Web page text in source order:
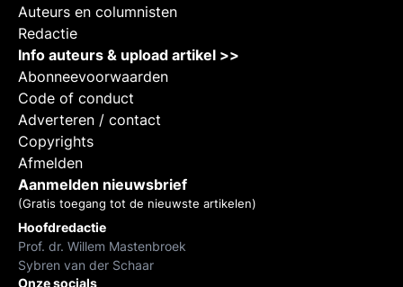
Auteurs en columnisten
Redactie
Info auteurs & upload artikel >>
Abonneevoorwaarden
Code of conduct
Adverteren / contact
Copyrights
Afmelden
Aanmelden nieuwsbrief
(Gratis toegang tot de nieuwste artikelen)
Hoofdredactie
Prof. dr. Willem Mastenbroek
Sybren van der Schaar
Onze socials